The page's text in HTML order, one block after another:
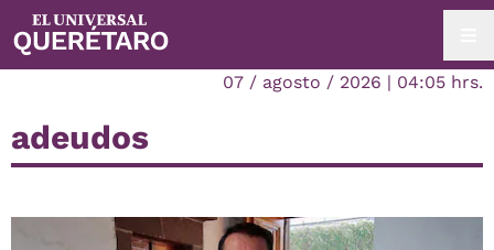
07 / agosto / 2026 | 04:05 hrs.
adeudos